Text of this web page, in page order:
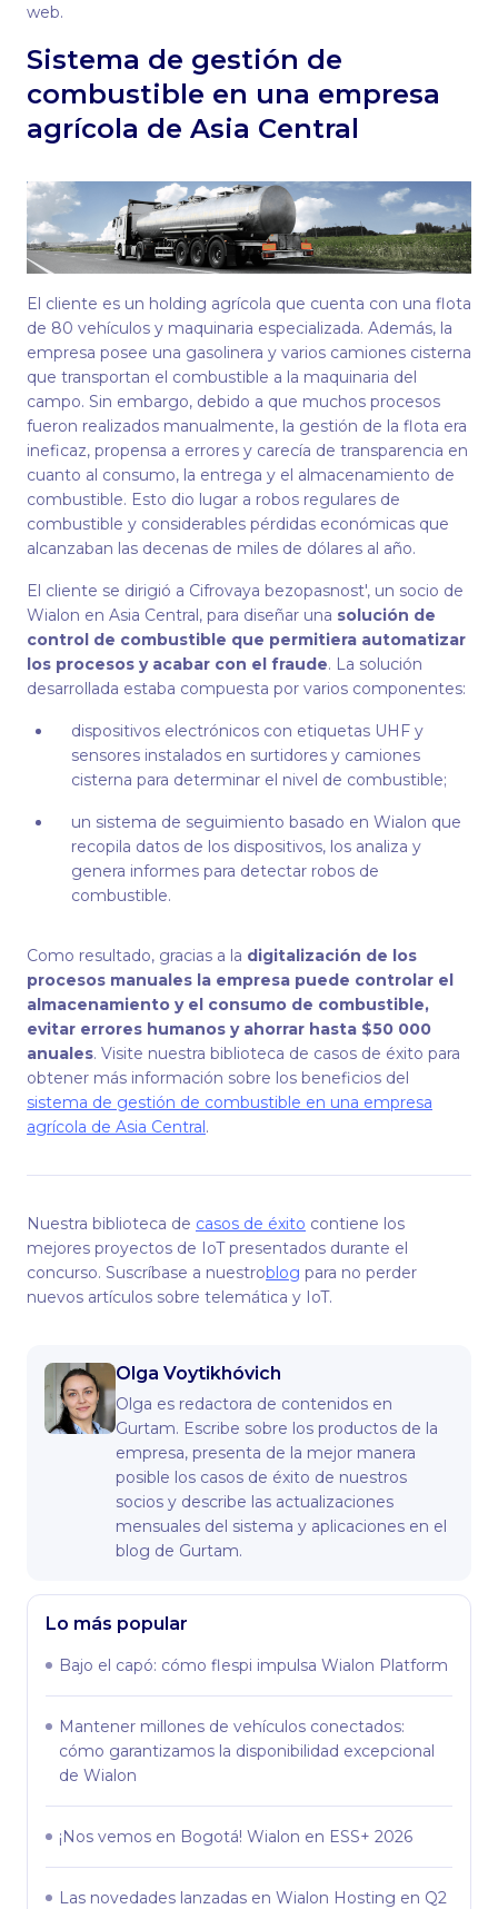
web.
Sistema de gestión de
combustible en una empresa
agrícola de Asia Central
El cliente es un holding agrícola que cuenta con una flota
de 80 vehículos y maquinaria especializada. Además, la
empresa posee una gasolinera y varios camiones cisterna
que transportan el combustible a la maquinaria del
campo. Sin embargo, debido a que muchos procesos
fueron realizados manualmente, la gestión de la flota era
ineficaz, propensa a errores y carecía de transparencia en
cuanto al consumo, la entrega y el almacenamiento de
combustible. Esto dio lugar a robos regulares de
combustible y considerables pérdidas económicas que
alcanzaban las decenas de miles de dólares al año.
El cliente se dirigió a Cifrovaya bezopasnost', un socio de
Wialon en Asia Central, para diseñar una solución de
control de combustible que permitiera automatizar
los procesos y acabar con el fraude. La solución
desarrollada estaba compuesta por varios componentes:
dispositivos electrónicos con etiquetas UHF y
sensores instalados en surtidores y camiones
cisterna para determinar el nivel de combustible;
un sistema de seguimiento basado en Wialon que
recopila datos de los dispositivos, los analiza y
genera informes para detectar robos de
combustible.
Como resultado, gracias a la digitalización de los
procesos manuales la empresa puede controlar el
almacenamiento y el consumo de combustible,
evitar errores humanos y ahorrar hasta $50 000
anuales. Visite nuestra biblioteca de casos de éxito para
obtener más información sobre los beneficios del
sistema de gestión de combustible en una empresa
agrícola de Asia Central.
Nuestra biblioteca de casos de éxito contiene los
mejores proyectos de IoT presentados durante el
concurso. Suscríbase a nuestroblog para no perder
nuevos artículos sobre telemática y IoT.
Olga Voytikhóvich
Olga es redactora de contenidos en
Gurtam. Escribe sobre los productos de la
empresa, presenta de la mejor manera
posible los casos de éxito de nuestros
socios y describe las actualizaciones
mensuales del sistema y aplicaciones en el
blog de Gurtam.
Lo más popular
Bajo el capó: сómo flespi impulsa Wialon Platform
Mantener millones de vehículos conectados:
cómo garantizamos la disponibilidad excepcional
de Wialon
¡Nos vemos en Bogotá! Wialon en ESS+ 2026
Las novedades lanzadas en Wialon Hosting en Q2